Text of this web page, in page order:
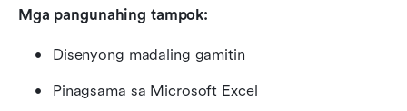
Mga pangunahing tampok:
Disenyong madaling gamitin
Pinagsama sa Microsoft Excel